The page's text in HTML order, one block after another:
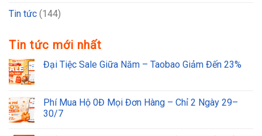
Tin tức (144)
Tin tức mới nhất
Đại Tiệc Sale Giữa Năm – Taobao Giảm Đến 23%
Phí Mua Hộ 0Đ Mọi Đơn Hàng – Chỉ 2 Ngày 29–
30/7